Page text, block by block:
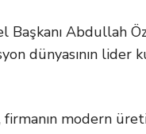
Başkanı Abdullah
dünyasının
firmanın modern